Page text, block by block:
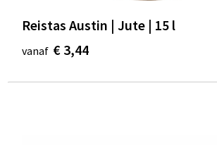
Reistas Austin | Jute | 15 l
vanaf € 3,44